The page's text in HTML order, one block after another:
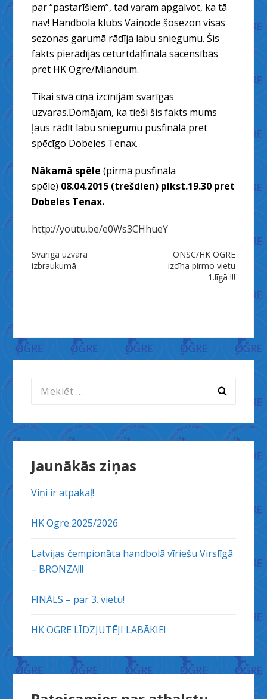
par “pastarīšiem”, tad varam apgalvot, ka tā
nav! Handbola klubs Vaiņode šosezon visas
sezonas garumā rādīja labu sniegumu. Šis
fakts pierādījās ceturtdaļfināla sacensībās
pret HK Ogre/Miandum.
Tikai sīvā cīņā izcīnījām svarīgas
uzvaras.Domājam, ka tieši šis fakts mums
ļaus rādīt labu sniegumu pusfinālā pret
spēcīgo Dobeles Tenax.
Nākamā spēle(pirmā pusfināla
spēle) 08.04.2015 (trešdien) plkst.19.30 pret
Dobeles Tenax.
http://youtu.be/e0Ws3CHhueY
Ziņu
Svarīga uzvara
izbraukumā
ONSC/HK OGRE
izcīna pirmo vietu
1.līgā !!!
Meklēt:
Jaunākās ziņas
Viņi ir atpakaļ!
HK Ogre 2025/2026
Latvijas čempionāta handbolā vīriešu Virslīgā
– BRONZA!!!
FINĀLS – par 3. vietu!
HK OGRE LĪDZJUTĒJI LABĀKIE!